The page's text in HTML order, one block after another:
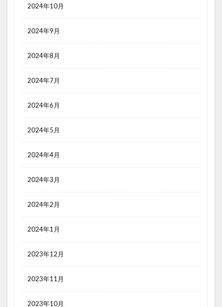
2024年10月
2024年9月
2024年8月
2024年7月
2024年6月
2024年5月
2024年4月
2024年3月
2024年2月
2024年1月
2023年12月
2023年11月
2023年10月